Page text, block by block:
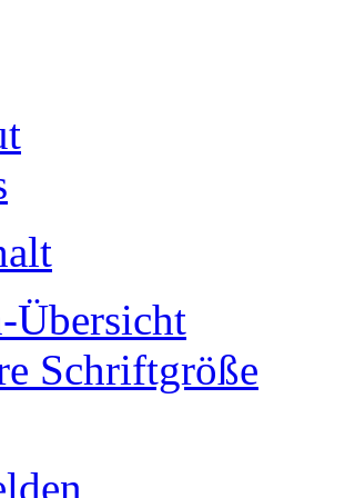
Übersicht
Schriftgröße